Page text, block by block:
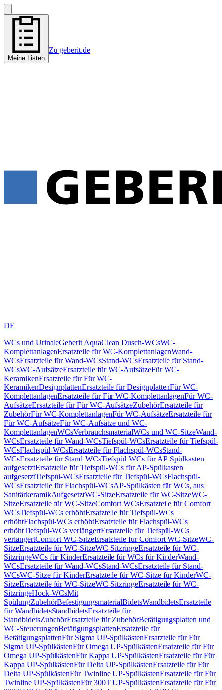
Meine Listen
Zu geberit.de
DE
WCs und UrinaleGeberit AquaClean Dusch-WCsWC-
KomplettanlagenErsatzteile für WC-KomplettanlagenWand-
WCsErsatzteile für Wand-WCsStand-WCsErsatzteile für Stand-
WCsWC-AufsätzeErsatzteile für WC-AufsätzeFür WC-
KeramikenErsatzteile für Für WC-
KeramikenDesignplattenErsatzteile für DesignplattenFür WC-
KomplettanlagenErsatzteile für Für WC-KomplettanlagenFür WC-
AufsätzeErsatzteile für Für WC-AufsätzeZubehörErsatzteile für
ZubehörFür WC-KomplettanlagenFür WC-AufsätzeErsatzteile für
Für WC-AufsätzeFür WC-Aufsätze und WC-
KomplettanlagenWCsVerbrauchsmaterialWCs und WC-SitzeWand-
WCsErsatzteile für Wand-WCsTiefspül-WCsErsatzteile für Tiefspül-
WCsFlachspül-WCsErsatzteile für Flachspül-WCsStand-
WCsErsatzteile für Stand-WCsTiefspül-WCs für AP-Spülkasten
aufgesetztErsatzteile für Tiefspül-WCs für AP-Spülkasten
aufgesetztTiefspül-WCsErsatzteile für Tiefspül-WCsFlachspül-
WCsErsatzteile für Flachspül-WCsAP-Spülkästen für WCs, aus
SanitärkeramikAufgesetztWC-SitzeErsatzteile für WC-SitzeWC-
SitzeErsatzteile für WC-SitzeComfort WCsErsatzteile für Comfort
WCsTiefspül-WCs erhöhtErsatzteile für Tiefspül-WCs
erhöhtFlachspül-WCs erhöhtErsatzteile für Flachspül-WCs
erhöhtTiefspül-WCs verlängertErsatzteile für Tiefspül-WCs
verlängertComfort WC-SitzeErsatzteile für Comfort WC-SitzeWC-
SitzeErsatzteile für WC-SitzeWC-SitzringeErsatzteile für WC-
SitzringeWCs für KinderErsatzteile für WCs für KinderWand-
WCsErsatzteile für Wand-WCsStand-WCsErsatzteile für Stand-
WCsWC-Sitze für KinderErsatzteile für WC-Sitze für KinderWC-
SitzeErsatzteile für WC-SitzeWC-SitzringeErsatzteile für WC-
SitzringeHock-WCsMit
SpülungZubehörBefestigungsmaterialBidetsWandbidetsErsatzteile
für WandbidetsStandbidetsErsatzteile für
StandbidetsZubehörErsatzteile für ZubehörBetätigungsplatten und
WC-SteuerungenBetätigungsplattenErsatzteile für
BetätigungsplattenFür Sigma UP-SpülkästenErsatzteile für Für
Sigma UP-SpülkästenFür Omega UP-SpülkästenErsatzteile für Für
Omega UP-SpülkästenFür Kappa UP-SpülkästenErsatzteile für Für
Kappa UP-SpülkästenFür Delta UP-SpülkästenErsatzteile für Für
Delta UP-SpülkästenFür Twinline UP-SpülkästenErsatzteile für Für
Twinline UP-SpülkästenFür 300T UP-SpülkästenErsatzteile für Für